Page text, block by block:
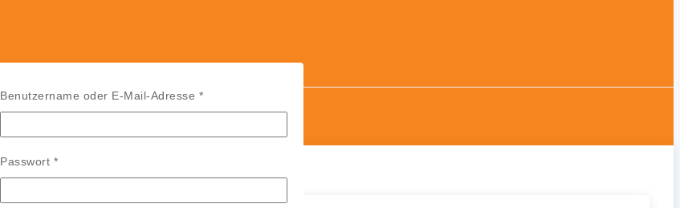
Benutzername oder E-Mail-Adresse *Erforderlich
Passwort *Erforderlich